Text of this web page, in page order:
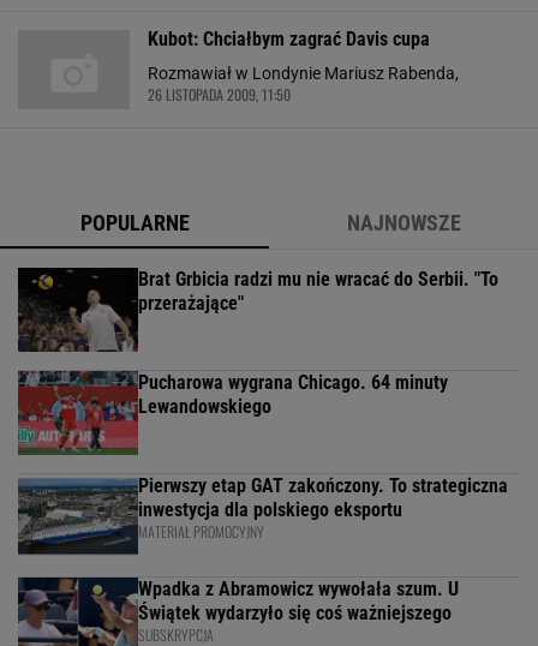
Kubot: Chciałbym zagrać Davis cupa
Rozmawiał w Londynie Mariusz Rabenda,
26 LISTOPADA 2009, 11:50
POPULARNE NAJNOWSZE
Brat Grbicia radzi mu nie wracać do Serbii. "To
przerażające"
Pucharowa wygrana Chicago. 64 minuty
Lewandowskiego
Pierwszy etap GAT zakończony. To strategiczna
inwestycja dla polskiego eksportu
MATERIAŁ PROMOCYJNY
Wpadka z Abramowicz wywołała szum. U
Świątek wydarzyło się coś ważniejszego
SUBSKRYPCJA